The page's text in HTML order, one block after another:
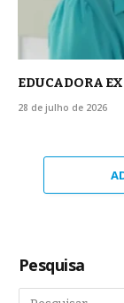
EDUCADORA
28 de julho de 2026
Pesquisa